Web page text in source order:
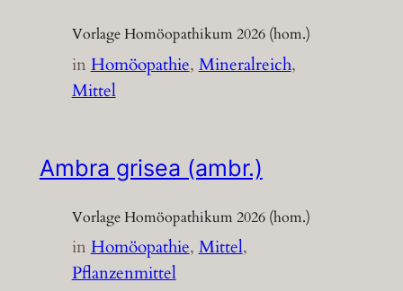
Vorlage Homöopathikum 2026 (hom.)
inHomöopathie, Mineralreich
Mittel
Ambra grisea (ambr.)
Vorlage Homöopathikum 2026 (hom.)
inHomöopathie, Mittel
Pflanzenmittel